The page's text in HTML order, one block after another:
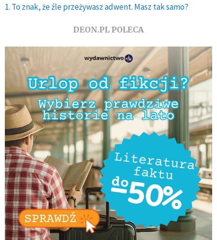
1. To znak, że źle przeżywasz adwent. Masz tak samo?
DEON.PL POLECA